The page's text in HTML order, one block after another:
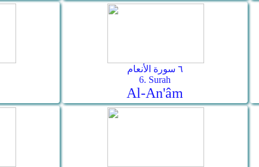
٦ سورة الأنعام
6. Surah
Al-An'âm